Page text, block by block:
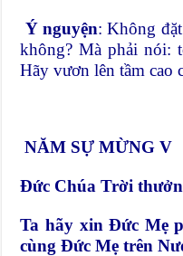
Ý nguyện: Không
không? Mà phải nói:
Hãy vươn lên tầm cao
NĂM SỰ MỪNG V
Đức Chúa Trời
Ta hãy xin Đức Mẹ
cùng Đức Mẹ trên